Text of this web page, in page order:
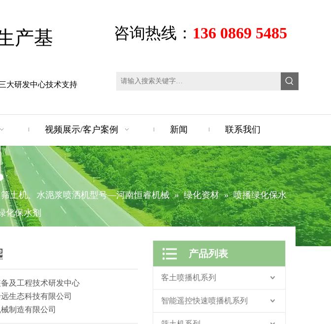
产基
大研发中心技术支持
咨询热线： 136 0869 5485
视频展示/客户案例 新闻 联系我们
土机、水泥浆喷洒机型号—河南恒睿机械 » 绿化资材 » 喷播绿化保水
化保水剂
及工程技术研发中心
生态科技有限公司
制造有限公司
产品列表
客土喷播机系列
智能遥控快速喷播机系列